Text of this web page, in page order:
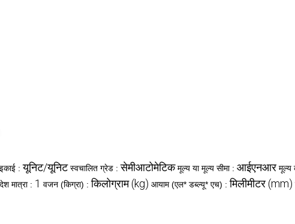
:यूनिट/यूनिट स्वचालित ग्रेड :सेमीआटोमेटिक मूल्य या मूल्य सीमा : आईएनआर मूल्य
मात्रा : 1 वजन (किग्रा) :किलोग्राम (kg) आयाम (एल* डब्ल्यू* एच) :मिलीमीटर (mm)